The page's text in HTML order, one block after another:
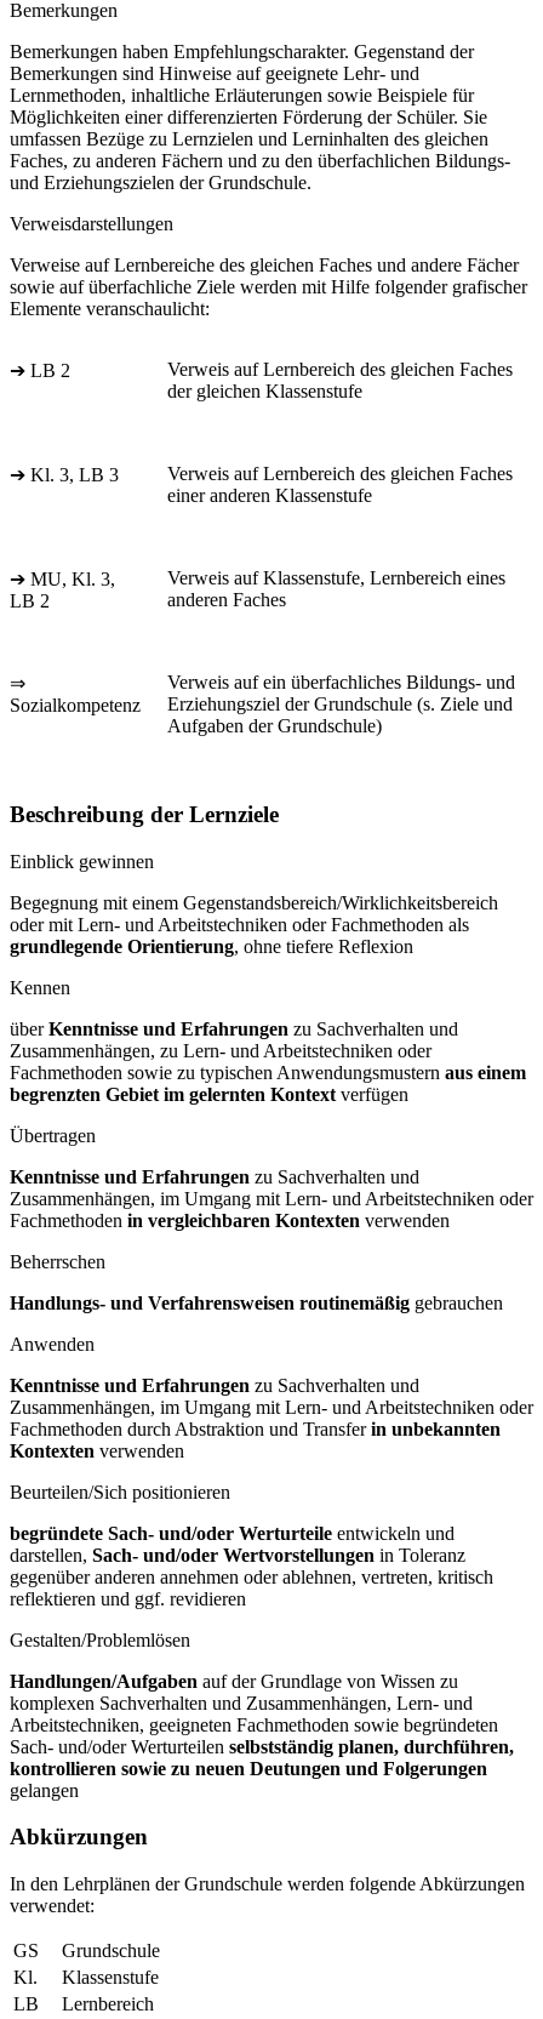
Bemerkungen
Bemerkungen haben Empfehlungscharakter. Gegenstand der
Bemerkungen sind Hinweise auf geeignete Lehr- und
Lernmethoden, inhaltliche Erläuterungen sowie Beispiele für
Möglichkeiten einer differenzierten Förderung der Schüler. Sie
umfassen Bezüge zu Lernzielen und Lerninhalten des gleichen
Faches, zu anderen Fächern und zu den überfachlichen Bildungs-
und Erziehungszielen der Grundschule.
Verweisdarstellungen
Verweise auf Lernbereiche des gleichen Faches und andere Fächer
sowie auf überfachliche Ziele werden mit Hilfe folgender grafischer
Elemente veranschaulicht:
➔ LB 2
Verweis auf Lernbereich des gleichen Faches
der gleichen Klassenstufe
➔ Kl. 3, LB 3
Verweis auf Lernbereich des gleichen Faches
einer anderen Klassenstufe
➔ MU, Kl. 3,
LB 2
Verweis auf Klassenstufe, Lernbereich eines
anderen Faches
⇒
Sozialkompetenz
Verweis auf ein überfachliches Bildungs- und
Erziehungsziel der Grundschule (s. Ziele und
Aufgaben der Grundschule)
Beschreibung der Lernziele
Einblick gewinnen
Begegnung mit einem Gegenstandsbereich/Wirklichkeitsbereich
oder mit Lern- und Arbeitstechniken oder Fachmethoden als
grundlegende Orientierung, ohne tiefere Reflexion
Kennen
überKenntnisse und Erfahrungen zu Sachverhalten und
Zusammenhängen, zu Lern- und Arbeitstechniken oder
Fachmethoden sowie zu typischen Anwendungsmustern aus einem
begrenzten Gebiet im gelernten Kontext verfügen
Übertragen
Kenntnisse und Erfahrungen zu Sachverhalten und
Zusammenhängen, im Umgang mit Lern- und Arbeitstechniken oder
Fachmethoden in vergleichbaren Kontexten verwenden
Beherrschen
Handlungs- und Verfahrensweisen routinemäßig gebrauchen
Anwenden
Kenntnisse und Erfahrungen zu Sachverhalten und
Zusammenhängen, im Umgang mit Lern- und Arbeitstechniken oder
Fachmethoden durch Abstraktion und Transferin unbekannten
Kontexten verwenden
Beurteilen/Sich positionieren
begründete Sach- und/oder Werturteile entwickeln und
darstellen, Sach- und/oder Wertvorstellungen in Toleranz
gegenüber anderen annehmen oder ablehnen, vertreten, kritisch
reflektieren und ggf. revidieren
Gestalten/Problemlösen
Handlungen/Aufgaben auf der Grundlage von Wissen zu
komplexen Sachverhalten und Zusammenhängen, Lern- und
Arbeitstechniken, geeigneten Fachmethoden sowie begründeten
Sach- und/oder Werturteilen selbstständig planen, durchführen,
kontrollieren sowie zu neuen Deutungen und Folgerungen
gelangen
Abkürzungen
In den Lehrplänen der Grundschule werden folgende Abkürzungen
verwendet:
GS
Grundschule
Kl.
Klassenstufe
LB
Lernbereich